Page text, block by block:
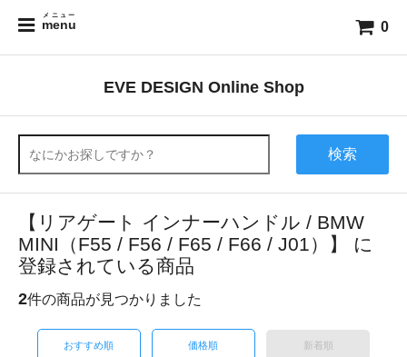
menu
メニュー
0
EVE DESIGN Online Shop
検索
【リアゲート インナーハンドル / BMW
MINI（F55 / F56 / F65 / F66 / J01）】 に
登録されている商品
2件の商品が見つかりました
おすすめ順 価格順 新着順